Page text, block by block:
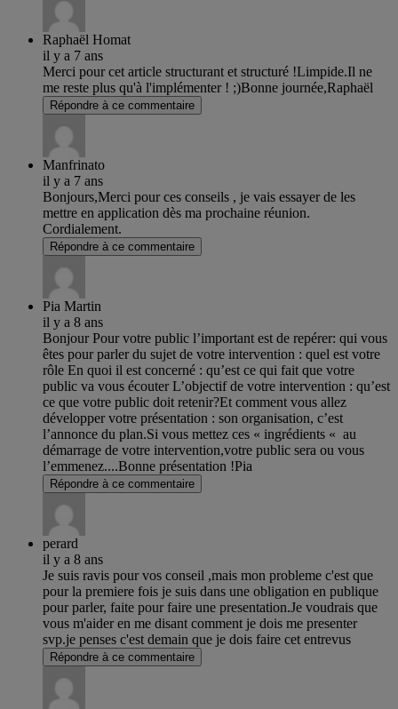
Raphaël Homat
il y a 7 ans
Merci pour cet article structurant et structuré !Limpide.Il ne
me reste plus qu'à l'implémenter ! ;)Bonne journée,Raphaël
Répondre à ce commentaire
Manfrinato
il y a 7 ans
Bonjours,Merci pour ces conseils , je vais essayer de les
mettre en application dès ma prochaine réunion.
Cordialement.
Répondre à ce commentaire
Pia Martin
il y a 8 ans
Bonjour Pour votre public l’important est de repérer: qui vous
êtes pour parler du sujet de votre intervention : quel est votre
rôle En quoi il est concerné : qu’est ce qui fait que votre
public va vous écouter L’objectif de votre intervention : qu’est
ce que votre public doit retenir?Et comment vous allez
développer votre présentation : son organisation, c’est
l’annonce du plan.Si vous mettez ces « ingrédients « au
démarrage de votre intervention,votre public sera ou vous
l’emmenez....Bonne présentation !Pia
Répondre à ce commentaire
perard
il y a 8 ans
Je suis ravis pour vos conseil ,mais mon probleme c'est que
pour la premiere fois je suis dans une obligation en publique
pour parler, faite pour faire une presentation.Je voudrais que
vous m'aider en me disant comment je dois me presenter
svp.je penses c'est demain que je dois faire cet entrevus
Répondre à ce commentaire